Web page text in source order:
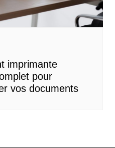
imprimante
pour
vos documents